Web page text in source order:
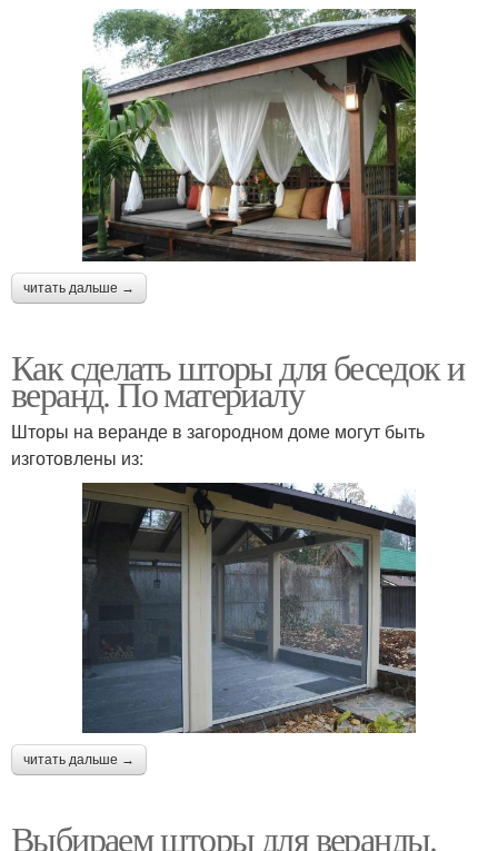
читать дальше →
Как сделать шторы для беседок и
веранд. По материалу
Шторы на веранде в загородном доме могут быть
изготовлены из:
читать дальше →
Выбираем шторы для веранды.